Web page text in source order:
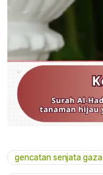
gencatan senjata gaza